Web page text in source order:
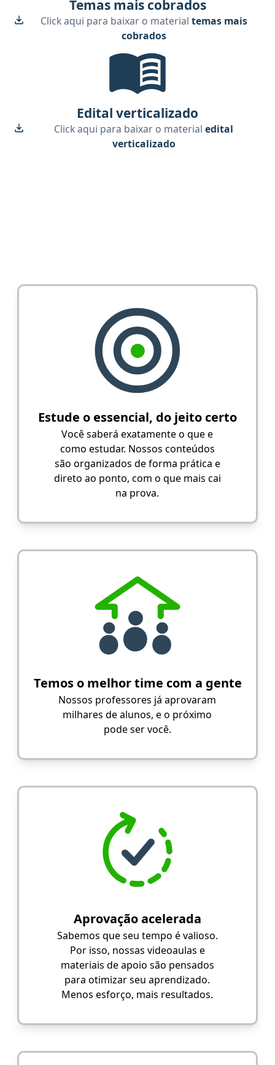
Temas mais cobrados
Click aqui para baixar o material temas mais
cobrados
Edital verticalizado
Click aqui para baixar o materialedital
verticalizado
Estude o essencial, do jeito certo
Você saberá exatamente o que e
como estudar. Nossos conteúdos
são organizados de forma prática e
direto ao ponto, com o que mais cai
na prova.
Temos o melhor time com a gente
Nossos professores já aprovaram
milhares de alunos, e o próximo
pode ser você.
Aprovação acelerada
Sabemos que seu tempo é valioso.
Por isso, nossas videoaulas e
materiais de apoio são pensados
para otimizar seu aprendizado.
Menos esforço, mais resultados.